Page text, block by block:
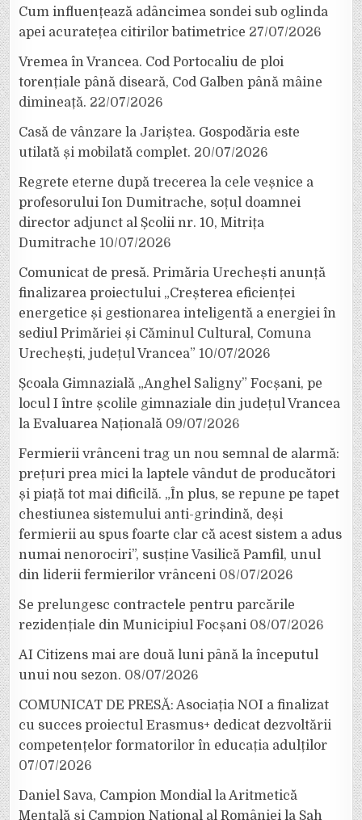
Cum influențează adâncimea sondei sub oglinda
apei acuratețea citirilor batimetrice 27/07/2026
Vremea în Vrancea. Cod Portocaliu de ploi
torențiale până diseară, Cod Galben până mâine
dimineață. 22/07/2026
Casă de vânzare la Jariștea. Gospodăria este
utilată și mobilată complet. 20/07/2026
Regrete eterne după trecerea la cele veșnice a
profesorului Ion Dumitrache, soțul doamnei
director adjunct al Școlii nr. 10, Mitrița
Dumitrache 10/07/2026
Comunicat de presă. Primăria Urechești anunță
finalizarea proiectului „Creșterea eficienței
energetice și gestionarea inteligentă a energiei în
sediul Primăriei și Căminul Cultural, Comuna
Urechești, județul Vrancea” 10/07/2026
Școala Gimnazială „Anghel Saligny” Focșani, pe
locul I între școlile gimnaziale din județul Vrancea
la Evaluarea Națională 09/07/2026
Fermierii vrânceni trag un nou semnal de alarmă:
prețuri prea mici la laptele vândut de producători
și piață tot mai dificilă. „În plus, se repune pe tapet
chestiunea sistemului anti-grindină, deși
fermierii au spus foarte clar că acest sistem a adus
numai nenorociri”, susține Vasilică Pamfil, unul
din liderii fermierilor vrânceni 08/07/2026
Se prelungesc contractele pentru parcările
rezidențiale din Municipiul Focșani 08/07/2026
AI Citizens mai are două luni până la începutul
unui nou sezon. 08/07/2026
COMUNICAT DE PRESĂ: Asociația NOI a finalizat
cu succes proiectul Erasmus+ dedicat dezvoltării
competențelor formatorilor în educația adulților
07/07/2026
Daniel Sava, Campion Mondial la Aritmetică
Mentală și Campion Național al României la Șah